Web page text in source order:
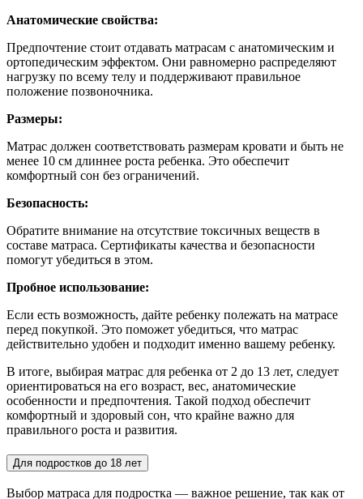
Анатомические свойства:
Предпочтение стоит отдавать матрасам с анатомическим и
ортопедическим эффектом. Они равномерно распределяют
нагрузку по всему телу и поддерживают правильное
положение позвоночника.
Размеры:
Матрас должен соответствовать размерам кровати и быть не
менее 10 см длиннее роста ребенка. Это обеспечит
комфортный сон без ограничений.
Безопасность:
Обратите внимание на отсутствие токсичных веществ в
составе матраса. Сертификаты качества и безопасности
помогут убедиться в этом.
Пробное использование:
Если есть возможность, дайте ребенку полежать на матрасе
перед покупкой. Это поможет убедиться, что матрас
действительно удобен и подходит именно вашему ребенку.
В итоге, выбирая матрас для ребенка от 2 до 13 лет, следует
ориентироваться на его возраст, вес, анатомические
особенности и предпочтения. Такой подход обеспечит
комфортный и здоровый сон, что крайне важно для
правильного роста и развития.
Для подростков до 18 лет
Выбор матраса для подростка — важное решение, так как от